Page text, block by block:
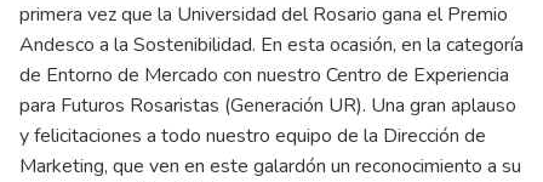
primera vez que la Universidad del Rosario gana el Premio
Andesco a la Sostenibilidad. En esta ocasión, en la categoría
de Entorno de Mercado con nuestro Centro de Experiencia
para Futuros Rosaristas (Generación UR). Una gran aplauso
y felicitaciones a todo nuestro equipo de la Dirección de
Marketing, que ven en este galardón un reconocimiento a su